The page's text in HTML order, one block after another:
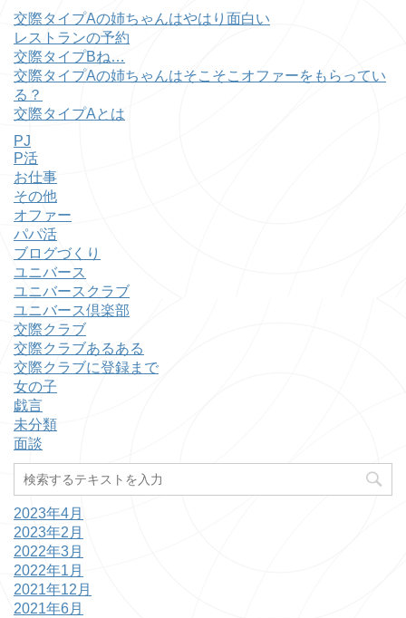
交際タイプAの姉ちゃんはやはり面白い
レストランの予約
交際タイプBね…
交際タイプAの姉ちゃんはそこそこオファーをもらってい
る？
交際タイプAとは
PJ
P活
お仕事
その他
オファー
パパ活
ブログづくり
ユニバース
ユニバースクラブ
ユニバース倶楽部
交際クラブ
交際クラブあるある
交際クラブに登録まで
女の子
戯言
未分類
面談
2023年4月
2023年2月
2022年3月
2022年1月
2021年12月
2021年6月